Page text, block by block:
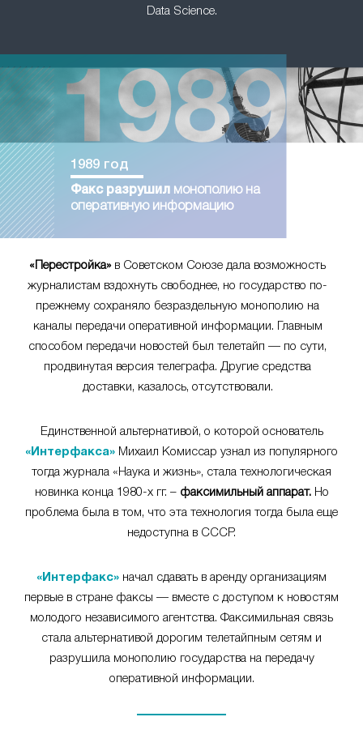
Data Science.
1989 год
Факс разрушил
монополию на
оперативную информацию
«Перестройка»в Советском Союзе дала возможность
журналистам вздохнуть свободнее, но государство по-
прежнему сохраняло безраздельную монополию на
каналы передачи оперативной информации. Главным
способом передачи новостей был телетайп — по сути,
продвинутая версия телеграфа. Другие средства
доставки, казалось, отсутствовали.
Единственной альтернативой, о которой основатель
«Интерфакса» Михаил Комиссар узнал из популярного
тогда журнала «Наука и жизнь», стала технологическая
новинка конца 1980-х гг. – факсимильный аппарат.Но
проблема была в том, что эта технология тогда была еще
недоступна в СССР.
«Интерфакс» начал сдавать в аренду организациям
первые в стране факсы — вместе с доступом к новостям
молодого независимого агентства. Факсимильная связь
стала альтернативой дорогим телетайпным сетям и
разрушила монополию государства на передачу
оперативной информации.